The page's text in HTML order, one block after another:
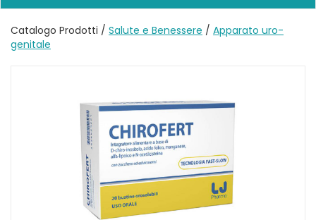
Catalogo Prodotti / Salute e Benessere / Apparato uro-
genitale